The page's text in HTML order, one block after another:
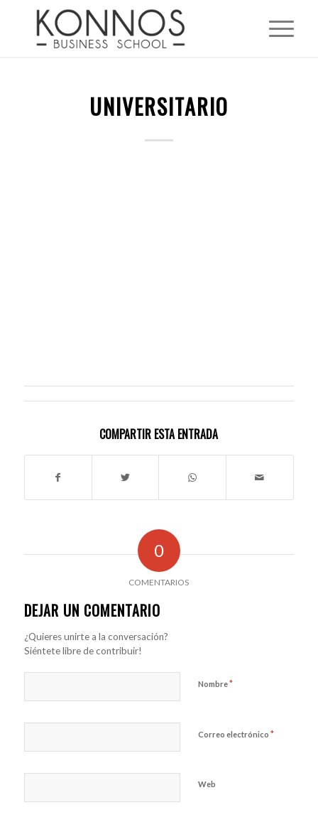
UNIVERSITARIO
COMPARTIR ESTA ENTRADA
0
COMENTARIOS
DEJAR UN COMENTARIO
¿Quieres unirte a la conversación?
Siéntete libre de contribuir!
Nombre*
Correo electrónico *
Web